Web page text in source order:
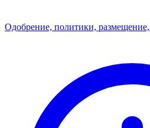
Одобрение, политики,